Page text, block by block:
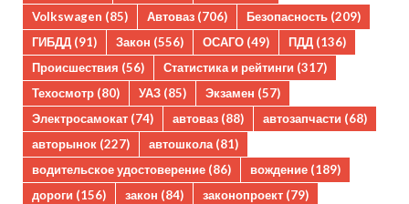
Volkswagen (85) Автоваз (706) Безопасность (209)
ГИБДД (91) Закон (556) ОСАГО (49) ПДД (136)
Происшествия (56) Статистика и рейтинги (317)
Техосмотр (80) УАЗ (85) Экзамен (57)
Электросамокат (74) автоваз (88) автозапчасти (68)
авторынок (227) автошкола(81)
водительское удостоверение (86) вождение (189)
дороги (156) закон (84) законопроект (79)